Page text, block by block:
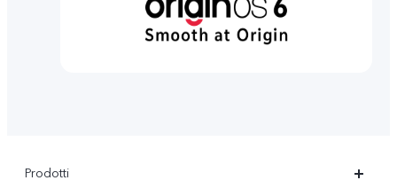
Prodotti